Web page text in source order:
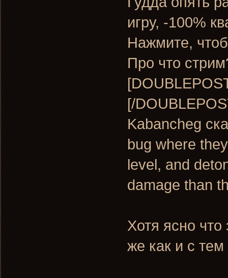
игру, -100%
Нажмите,
Про что
[/
Kabancheg
bug where
level, and
damage than
Хотя ясно что
же как и с